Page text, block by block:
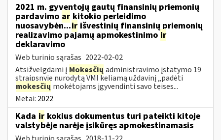
2021 m. gyventojų gautų finansinių priemonių
pardavimo ar kitokio perleidimo
nuosavybėn...ir išvestinių finansinių priemonių
realizavimo pajamų apmokestinimo ir
deklaravimo
Web turinio sąrašas 2022-02-02
Atsižvelgdami į Mokesčių administravimo įstatymo 19
straipsnyje nurodytą VMI keliamą uždavinį „padėti
mokesčių mokėtojams įgyvendinti savo teises...
Metai: 2022
Kada ir kokius dokumentus turi pateikti kitoje
valstybėje narėje įsikūręs apmokestinamasis